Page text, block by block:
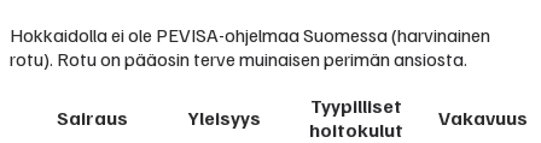
Hokkaidolla ei ole PEVISA-ohjelmaa Suomessa (harvinainen
rotu). Rotu on pääosin terve muinaisen perimän ansiosta.
Sairaus Yleisyys
Tyypilliset
hoitokulut
Vakavuus